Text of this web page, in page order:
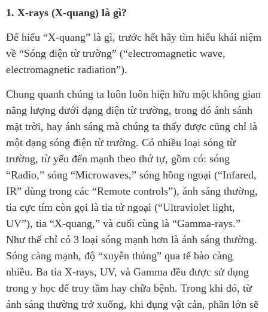
1. X-rays (X-quang) là gì?
Để hiểu “X-quang” là gì, trước hết hãy tìm hiểu khái niệm
về “Sóng điện từ trường” (“electromagnetic wave,
electromagnetic radiation”).
Chung quanh chúng ta luôn luôn hiện hữu một không gian
năng lượng dưới dạng điện từ trường, trong đó ánh sánh
mặt trời, hay ánh sáng mà chúng ta thấy được cũng chỉ là
một dạng sóng điện từ trường. Có nhiều loại sóng từ
trường, từ yếu đến mạnh theo thứ tự, gồm có: sóng
“Radio,” sóng “Microwaves,” sóng hồng ngoại (“Infared,
IR” dùng trong các “Remote controls”), ánh sáng thường,
tia cực tím còn gọi là tia tử ngoại (“Ultraviolet light,
UV”), tia “X-quang,” và cuối cùng là “Gamma-rays.”
Như thế chỉ có 3 loại sóng mạnh hơn là ánh sáng thường.
Sóng càng mạnh, độ “xuyên thủng” qua tế bào càng
nhiều. Ba tia X-rays, UV, và Gamma đều được sử dụng
trong y học để truy tầm hay chữa bệnh. Trong khi đó, từ
ánh sáng thường trở xuống, khi đụng vật cản, phần lớn sẽ